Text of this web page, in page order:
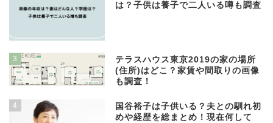
は？子供は養子で二人いる噂も調査
3
テラスハウス東京2019の家の場所
(住所)はどこ？家賃や間取りの画像
も調査！
4
国谷裕子は子供いる？夫との馴れ初
めや経歴を総まとめ！現在何して